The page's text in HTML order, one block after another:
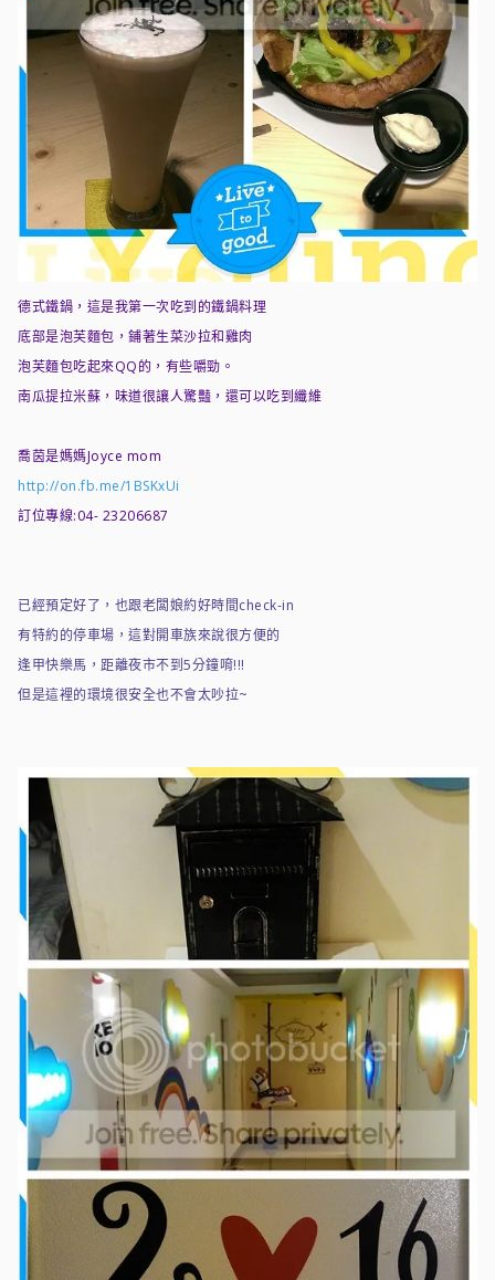
德式鐵鍋，這是我第一次吃到的鐵鍋料理
底部是泡芙麵包，鋪著生菜沙拉和雞肉
泡芙麵包吃起來QQ的，有些嚼勁。
南瓜提拉米蘇，味道很讓人驚豔，還可以吃到纖維
喬茵是媽媽Joyce mom
http://on.fb.me/1BSKxUi
訂位專線:04- 23206687
已經預定好了，也跟老闆娘約好時間check-in
有特約的停車場，這對開車族來說很方便的
逢甲快樂馬，距離夜市不到5分鐘唷!!!
但是這裡的環境很安全也不會太吵拉~